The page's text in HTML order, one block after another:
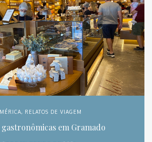
, RELATOS DE VIAGEM
gastronômicas em Gramado